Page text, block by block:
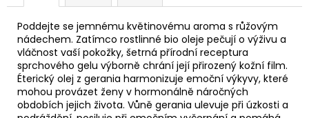
Poddejte se jemnému květinovému aroma s růžovým
nádechem. Zatímco rostlinné bio oleje pečují o výživu a
vláčnost vaší pokožky, šetrná přírodní receptura
sprchového gelu výborně chrání její přirozený kožní film.
Éterický olej z gerania harmonizuje emoční výkyvy, které
mohou provázet ženy v hormonálně náročných
obdobích jejich života. Vůně gerania ulevuje při úzkosti a
m
e